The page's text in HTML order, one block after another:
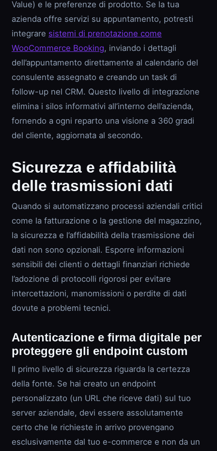
Value) e le preferenze di prodotto. Se la tua
azienda offre servizi su appuntamento, potresti
integrare sistemi di prenotazione come
WooCommerce Booking, inviando i dettagli
dell’appuntamento direttamente al calendario del
consulente assegnato e creando un task di
follow-up nel CRM. Questo livello di integrazione
elimina i silos informativi all’interno dell’azienda,
fornendo a ogni reparto una visione a 360 gradi
del cliente, aggiornata al secondo.
Sicurezza e affidabilità
delle trasmissioni dati
Quando si automatizzano processi aziendali critici
come la fatturazione o la gestione del magazzino,
la sicurezza e l’affidabilità della trasmissione dei
dati non sono opzionali. Esporre informazioni
sensibili dei clienti o dettagli finanziari richiede
l’adozione di protocolli rigorosi per evitare
intercettazioni, manomissioni o perdite di dati
dovute a problemi tecnici.
Autenticazione e firma digitale per
proteggere gli endpoint custom
Il primo livello di sicurezza riguarda la certezza
della fonte. Se hai creato un endpoint
personalizzato (un URL che riceve dati) sul tuo
server aziendale, devi essere assolutamente
certo che le richieste in arrivo provengano
esclusivamente dal tuo e-commerce e non da un